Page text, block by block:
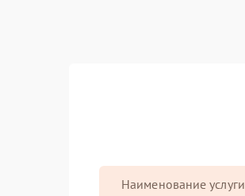
Наименование услуги